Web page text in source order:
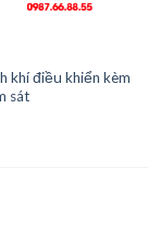
khí điều khiển kèm
sát